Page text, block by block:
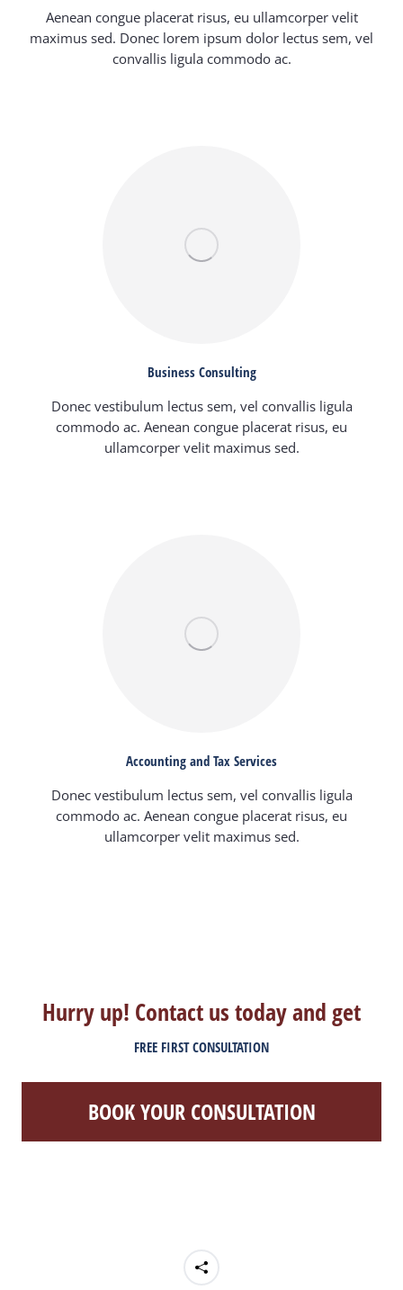
Aenean congue placerat risus, eu ullamcorper velit
maximus sed. Donec lorem ipsum dolor lectus sem, vel
convallis ligula commodo ac.
Business Consulting
Donec vestibulum lectus sem, vel convallis ligula
commodo ac. Aenean congue placerat risus, eu
ullamcorper velit maximus sed.
Accounting and Tax Services
Donec vestibulum lectus sem, vel convallis ligula
commodo ac. Aenean congue placerat risus, eu
ullamcorper velit maximus sed.
Hurry up! Contact us today and get
FREE FIRST CONSULTATION
BOOK YOUR CONSULTATION